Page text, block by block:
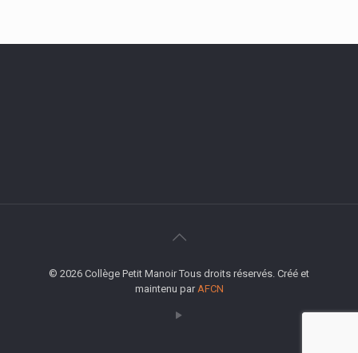
© 2026 Collège Petit Manoir Tous droits réservés. Créé et
maintenu parAFCN